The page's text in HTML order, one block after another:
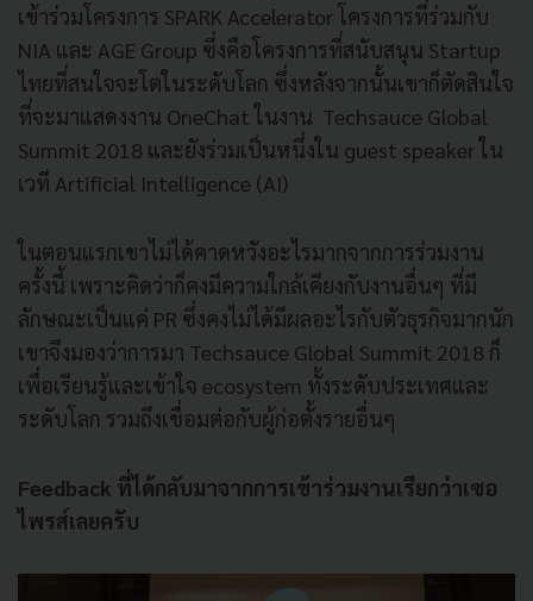
เข้าร่วมโครงการ SPARK Accelerator โครงการที่ร่วมกับ
NIA และ AGE Group ซึ่งคือโครงการที่สนับสนุน Startup
ไทยที่สนใจจะโตในระดับโลก ซึ่งหลังจากนั้นเขาก็ตัดสินใจ
ที่จะมาแสดงงาน OneChat ในงาน Techsauce Global
Summit 2018 และยังร่วมเป็นหนึ่งใน guest speaker ใน
เวที Artificial Intelligence (AI)
ในตอนแรกเขาไม่ได้คาดหวังอะไรมากจากการร่วมงาน
ครั้งนี้ เพราะคิดว่าก็คงมีความใกล้เคียงกับงานอื่นๆ ที่มี
ลักษณะเป็นแค่ PR ซึ่งคงไม่ได้มีผลอะไรกับตัวธุรกิจมากนัก
เขาจึงมองว่าการมา Techsauce Global Summit 2018 ก็
เพื่อเรียนรู้และเข้าใจ ecosystem ทั้งระดับประเทศและ
ระดับโลก รวมถึงเชื่อมต่อกับผู้ก่อตั้งรายอื่นๆ
Feedback ที่ได้กลับมาจากการเข้าร่วมงานเรียกว่าเซอ
ไพรส์เลยครับ